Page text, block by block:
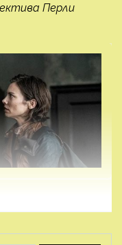
Перли